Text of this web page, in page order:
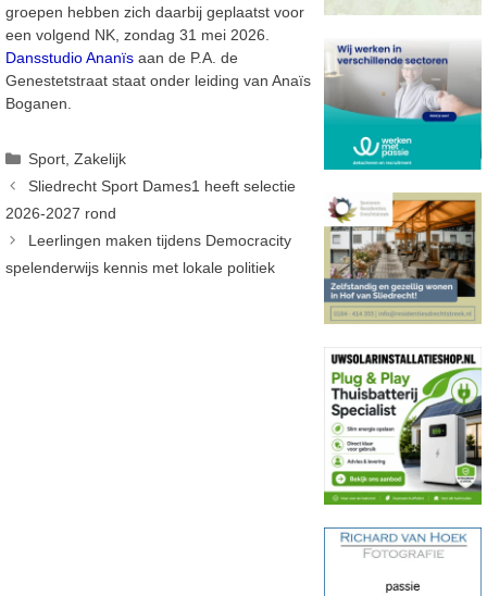
groepen hebben zich daarbij geplaatst voor
een volgend NK, zondag 31 mei 2026.
Dansstudio Ananïs aan de P.A. de
Genestetstraat staat onder leiding van Anaïs
Boganen.
Categorieën
Sport,Zakelijk
Sliedrecht Sport Dames1 heeft selectie
2026-2027 rond
Leerlingen maken tijdens Democracity
spelenderwijs kennis met lokale politiek